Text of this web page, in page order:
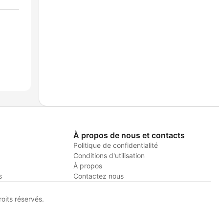
À propos de nous et contacts
Politique de confidentialité
Conditions d'utilisation
À propos
Contactez nous
réservés.